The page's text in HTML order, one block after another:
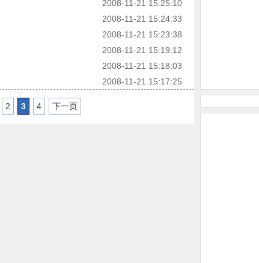
2008-11-21 15:25:10
2008-11-21 15:24:33
2008-11-21 15:23:38
2008-11-21 15:19:12
2008-11-21 15:18:03
2008-11-21 15:17:25
2 3 4 下一页